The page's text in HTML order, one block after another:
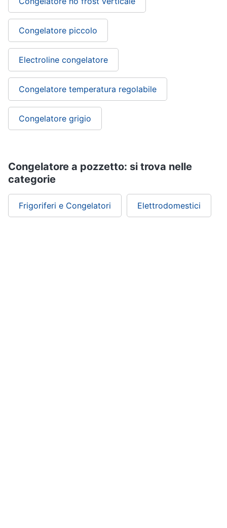
Congelatore piccolo
Electroline congelatore
Congelatore temperatura regolabile
Congelatore grigio
Congelatore a pozzetto: si trova nelle
categorie
Frigoriferi e Congelatori Elettrodomestici